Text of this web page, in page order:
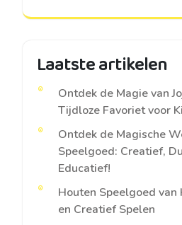
Laatste artikelen
Ontdek de Magie van
Tijdloze Favoriet voor
Ontdek de Magische
Speelgoed: Creatief,
Educatief!
Houten Speelgoed van
en Creatief Spelen